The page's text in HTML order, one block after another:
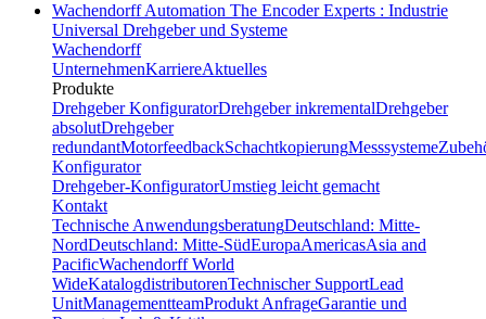
Wachendorff Automation The Encoder Experts : Industrie
Universal Drehgeber und Systeme
Wachendorff
UnternehmenKarriereAktuelles
Produkte
Drehgeber KonfiguratorDrehgeber inkrementalDrehgeber
absolutDrehgeber
redundantMotorfeedbackSchachtkopierungMesssysteme
Konfigurator
Drehgeber-KonfiguratorUmstieg leicht gemacht
Kontakt
Technische AnwendungsberatungDeutschland: Mitte-
NordDeutschland: Mitte-SüdEuropaAmericasAsia and
PacificWachendorff World
WideKatalogdistributorenTechnischer SupportLead
UnitManagementteamProdukt AnfrageGarantie und